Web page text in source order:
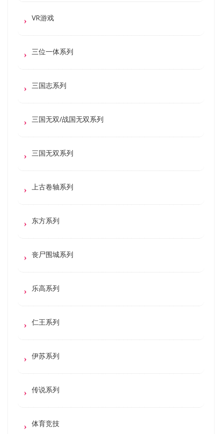
VR游戏
三位一体系列
三国志系列
三国无双/战国无双系列
三国无双系列
上古卷轴系列
东方系列
丧尸围城系列
乐高系列
仁王系列
伊苏系列
传说系列
体育竞技